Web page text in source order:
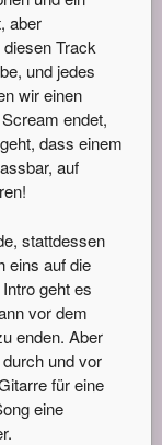
aber
Track
und jedes
wir einen
endet,
dass einem
auf
stattdessen
eins auf die
geht es
vor dem
enden. Aber
und vor
für eine
eine